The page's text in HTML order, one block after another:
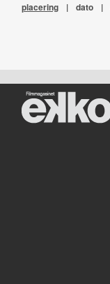
placering | dato |